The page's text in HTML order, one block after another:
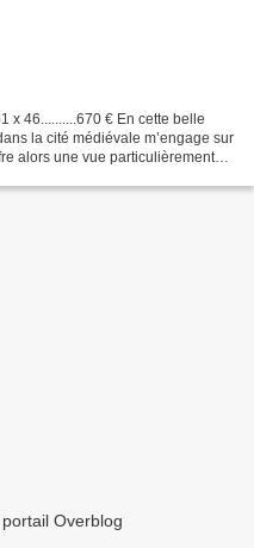
x 46..........670 € En cette belle
la cité médiévale m’engage sur
alors une vue particulièrement
Overblog